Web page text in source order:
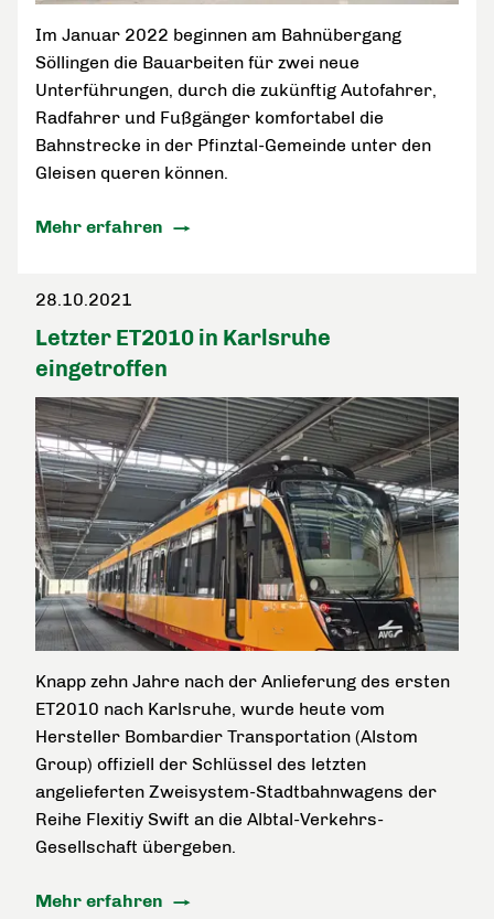
Im Januar 2022 beginnen am Bahnübergang
Söllingen die Bauarbeiten für zwei neue
Unterführungen, durch die zukünftig Autofahrer,
Radfahrer und Fußgänger komfortabel die
Bahnstrecke in der Pfinztal-Gemeinde unter den
Gleisen queren können.
Mehr erfahren
28.10.2021
Letzter ET2010 in Karlsruhe
eingetroffen
Knapp zehn Jahre nach der Anlieferung des ersten
ET2010 nach Karlsruhe, wurde heute vom
Hersteller Bombardier Transportation (Alstom
Group) offiziell der Schlüssel des letzten
angelieferten Zweisystem-Stadtbahnwagens der
Reihe Flexitiy Swift an die Albtal-Verkehrs-
Gesellschaft übergeben.
Mehr erfahren